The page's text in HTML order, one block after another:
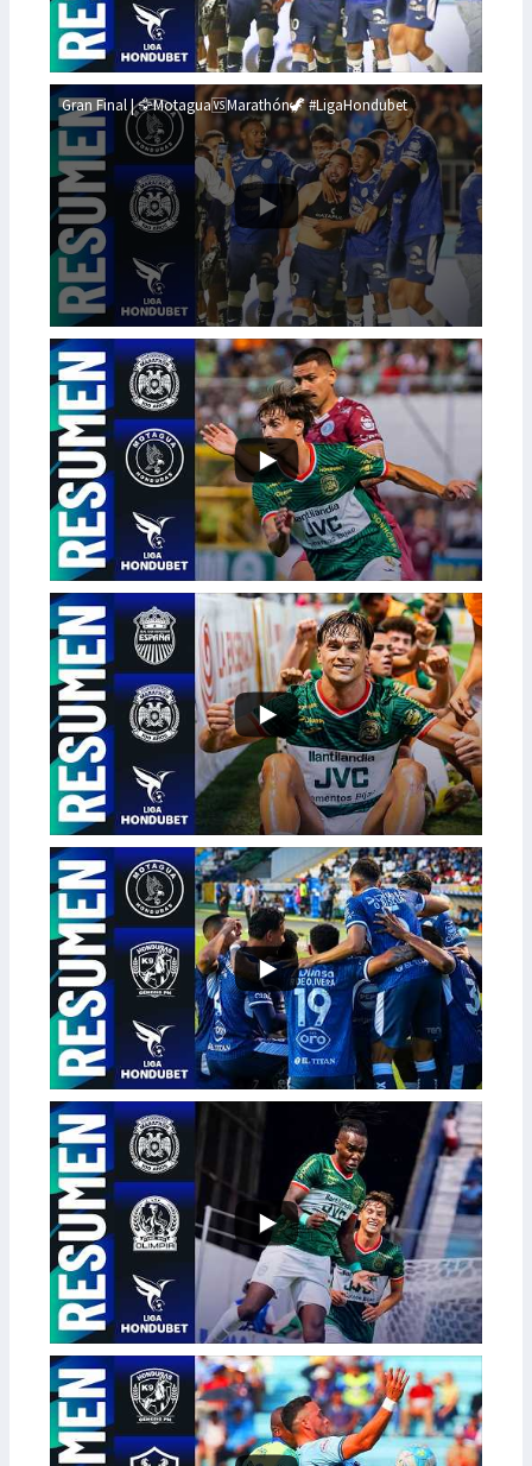
Gran Final | 🦅Motagua🆚Marathón🦖 #LigaHondubet